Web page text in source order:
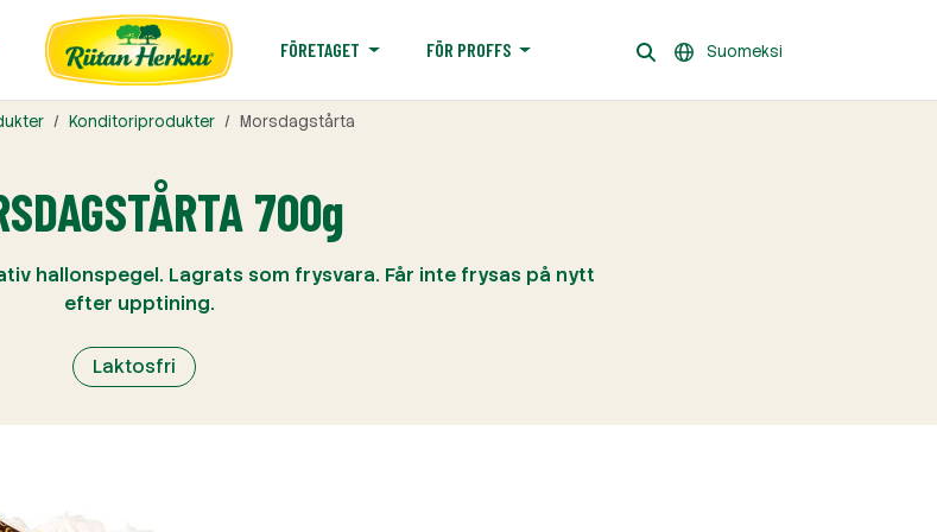
FÖRETAGET FÖR PROFFS Suomeksi
Konditoriprodukter Morsdagstårta
700g
hallonspegel. Lagrats som frysvara. Får inte frysas på nytt
efter upptining.
Laktosfri